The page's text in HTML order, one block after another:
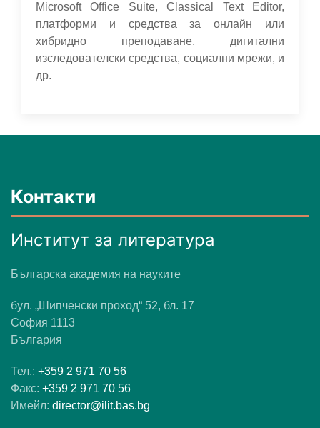
Microsoft Office Suite, Classical Text Editor,
платформи и средства за онлайн или
хибридно преподаване, дигитални
изследователски средства, социални мрежи, и
др.
Контакти
Институт за литература
Българска академия на науките
бул. „Шипченски проход“ 52, бл. 17
София 1113
България
Тел.: +359 2 971 70 56
Факс: +359 2 971 70 56
Имейл: director@ilit.bas.bg